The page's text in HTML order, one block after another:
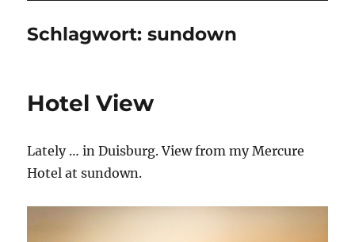
Schlagwort:sundown
Hotel View
Lately … in Duisburg. View from my Mercure
Hotel at sundown.